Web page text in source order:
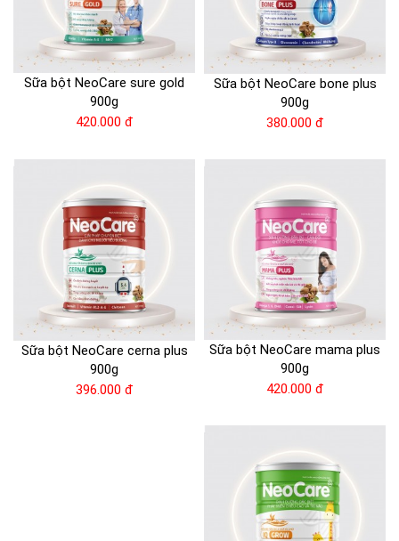
Sữa bột NeoCare sure gold
900g
420.000 đ
Sữa bột NeoCare bone plus
900g
380.000 đ
Sữa bột NeoCare cerna plus
900g
396.000 đ
Sữa bột NeoCare mama plus
900g
420.000 đ